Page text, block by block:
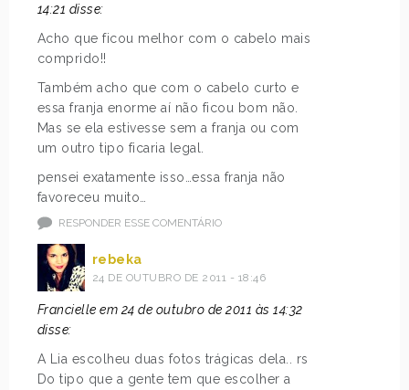
14:21 disse:
Acho que ficou melhor com o cabelo mais
comprido!!
Também acho que com o cabelo curto e
essa franja enorme aí não ficou bom não.
Mas se ela estivesse sem a franja ou com
um outro tipo ficaria legal.
pensei exatamente isso…essa franja não
favoreceu muito…
RESPONDER ESSE COMENTÁRIO
rebeka
24 DE OUTUBRO DE 2011 - 18:46
Francielle em 24 de outubro de 2011 às 14:32
disse:
A Lia escolheu duas fotos trágicas dela.. rs
Do tipo que a gente tem que escolher a